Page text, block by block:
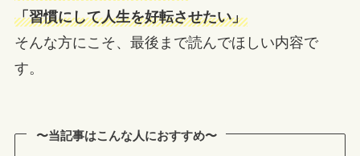
「習慣にして人生を好転させたい」
そんな方にこそ、最後まで読んでほしい内容で
す。
〜当記事はこんな人におすすめ〜